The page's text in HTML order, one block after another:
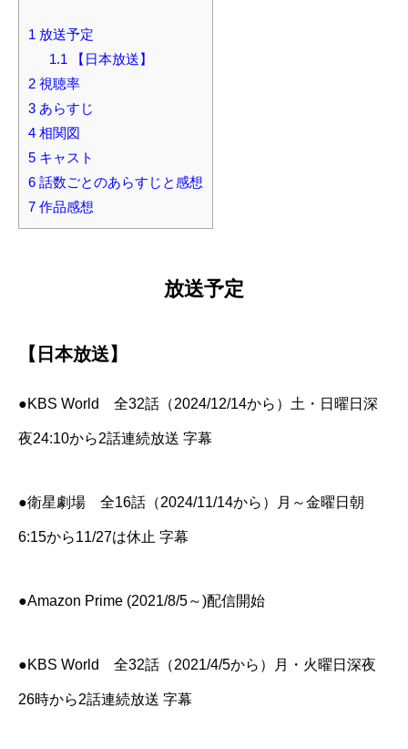
1 放送予定
1.1 【日本放送】
2 視聴率
3 あらすじ
4 相関図
5 キャスト
6 話数ごとのあらすじと感想
7 作品感想
放送予定
【日本放送】
●KBS World 全32話（2024/12/14から）土・日曜日深
夜24:10から2話連続放送 字幕
●衛星劇場 全16話（2024/11/14から）月～金曜日朝
6:15から11/27は休止 字幕
●Amazon Prime (2021/8/5～)配信開始
●KBS World 全32話（2021/4/5から）月・火曜日深夜
26時から2話連続放送 字幕